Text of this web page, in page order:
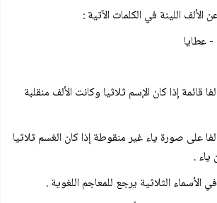
الألف اللينة في الكلمات الآتية :
عطايا
قائمة إذا كان الإسم ثلاثيا وكانت الألف منقلبة
على صورة ياء غير منقوطة إذا كان الغسم ثلاثيا
ياء .
الأسماء الثلاثية يرجع للمعاجم اللغوية .